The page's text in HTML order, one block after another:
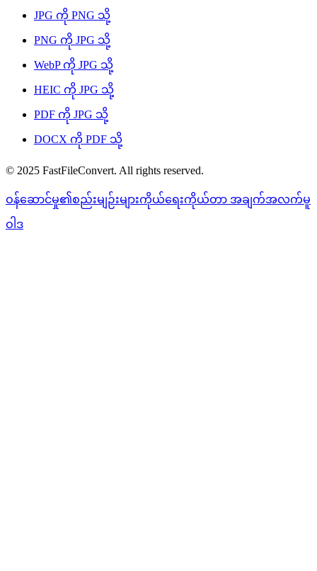
JPG ကို PNG သို့
PNG ကို JPG သို့
WebP ကို JPG သို့
HEIC ကို JPG သို့
PDF ကို JPG သို့
DOCX ကို PDF သို့
© 2025 FastFileConvert. All rights reserved.
ဝန်ဆောင်မှု၏စည်းမျဉ်းများကိုယ်ရေးကိုယ်တာ အချက်အလက်မူ
ဝါဒ